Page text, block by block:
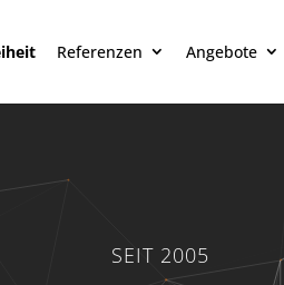
Referenzen Angebote
SEIT 2005